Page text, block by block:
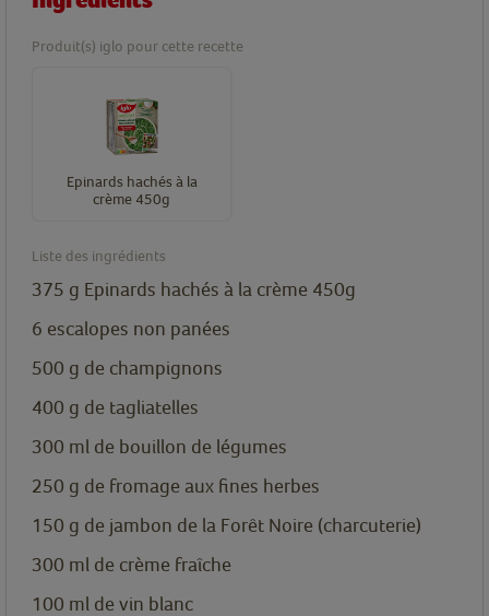
Produit(s) iglo pour cette recette
Epinards hachés à la
crème 450g
Liste des ingrédients
375 g Epinards hachés à la crème 450g
6 escalopes non panées
500 g de champignons
400 g de tagliatelles
300 ml de bouillon de légumes
250 g de fromage aux fines herbes
150 g de jambon de la Forêt Noire (charcuterie)
300 ml de crème fraîche
100 ml de vin blanc